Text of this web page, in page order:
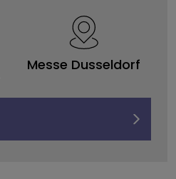
Messe Dusseldorf